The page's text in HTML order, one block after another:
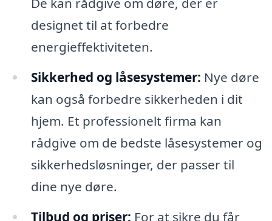
designet til at forbedre
energieffektiviteten.
Sikkerhed og låsesystemer: Nye døre
kan også forbedre sikkerheden i dit
hjem. Et professionelt firma kan
rådgive om de bedste låsesystemer og
sikkerhedsløsninger, der passer til
dine nye døre.
Tilbud og priser: For at sikre du får